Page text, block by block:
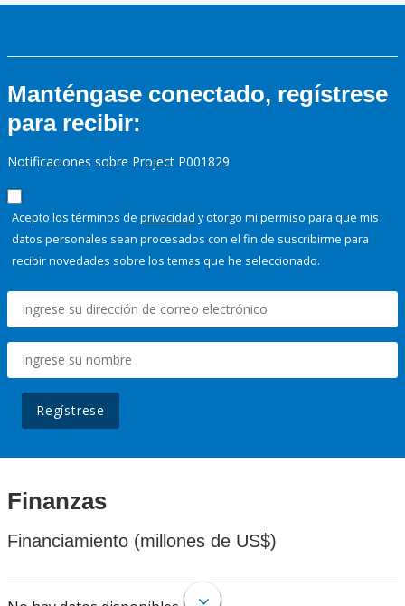
Manténgase conectado, regístrese
para recibir:
Notificaciones sobre Project P001829
Acepto los términos de privacidad y otorgo mi permiso para que mis
datos personales sean procesados con el fin de suscribirme para
recibir novedades sobre los temas que he seleccionado.
Regístrese
Finanzas
Financiamiento (millones de US$)